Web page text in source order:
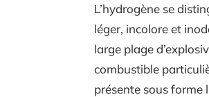
L’hydrogène se
léger, incolore et
large plage
combustible
présente sous forme